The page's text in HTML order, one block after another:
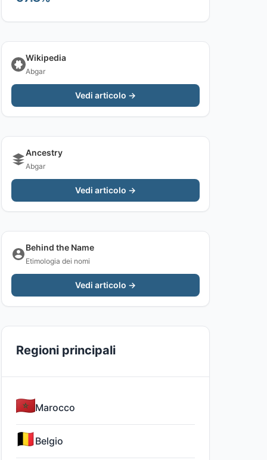
Wikipedia
Abgar
Vedi articolo →
Ancestry
Abgar
Vedi articolo →
Behind the Name
Etimologia dei nomi
Vedi articolo →
Regioni principali
Marocco
Belgio